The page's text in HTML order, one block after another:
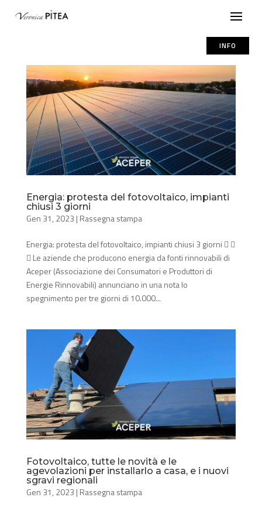
INFO
Energia: protesta del fotovoltaico, impianti
chiusi 3 giorni
Gen 31, 2023 | Rassegna stampa
Energia: protesta del fotovoltaico, impianti chiusi 3 giorni  
 Le aziende che producono energia da fonti rinnovabili di
Aceper (Associazione dei Consumatori e Produttori di
Energie Rinnovabili) annunciano in una nota lo
spegnimento per tre giorni di 10.000...
Fotovoltaico, tutte le novità e le
agevolazioni per installarlo a casa, e i nuovi
sgravi regionali
Gen 31, 2023 | Rassegna stampa